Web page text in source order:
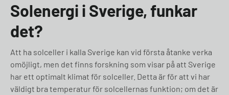
Solenergi i Sverige, funkar
det?
Att ha solceller i kalla Sverige kan vid första åtanke verka
omöjligt, men det finns forskning som visar på att Sverige
har ett optimalt klimat för solceller. Detta är för att vi har
väldigt bra temperatur för solcellernas funktion; om det är